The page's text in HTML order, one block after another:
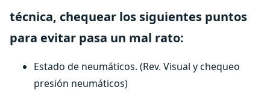
técnica, chequear los siguientes puntos
para evitar pasa un mal rato:
Estado de neumáticos. (Rev. Visual y chequeo
presión neumáticos)